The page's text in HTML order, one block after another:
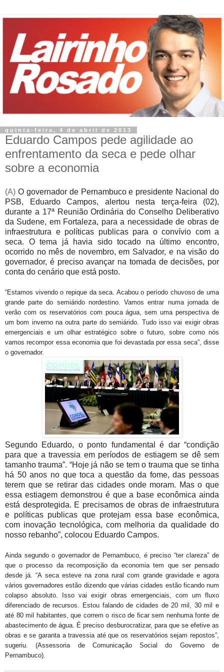
quinta-feira, 4 de abril de 2013
Eduardo Campos pede agilidade ao
enfrentamento da seca e pede olhar
sobre a economia
(A) O governador de Pernambuco e presidente Nacional do
PSB, Eduardo Campos, alertou nesta terça-feira (02),
durante a 17ª Reunião Ordinária do Conselho Deliberativo
da Sudene, em Fortaleza, para a necessidade de obras de
infraestrutura e políticas publicas para o convívio com a
seca. O tema já havia sido tocado na último encontro,
ocorrido no mês de novembro, em Salvador, e na visão do
governador, é preciso avançar na tomada de decisões, por
conta do cenário que está posto.
“Estamos vivendo o repique da seca. Acabou o período chuvoso de uma
grande parte do semiárido nordestino. Vamos entrar numa jornada de
verão com os reservatórios com pouca água, sem uma perspectiva de
um bom inverno na outra parte do semiárido. Tudo isso vai exigir obras
emergenciais e um olhar estratégico sobre o futuro, sobre como nós
vamos recompor essa economia que foi devastada por essa seca”, disse
o governador.
Segundo Eduardo, o ponto fundamental é dar “condição
para que a travessia em períodos de estiagem se dê sem
tamanho trauma”. “Hoje já não se tem o trauma que se tinha
há 50 anos no que toca a questão da fome, das pessoas
terem que se retirar das cidades onde moram. Mas o que
essa estiagem demonstrou é que a base econômica ainda
está desprotegida. E precisamos de obras de infraestrutura
e políticas publicas que protejam essa base econômica,
com inovação tecnológica, com melhoria da qualidade do
nosso rebanho”, colocou Eduardo Campos.
Ainda segundo o governador de Pernambuco, é preciso “ter clareza” de
que o processo da recomposição da economia tem que ser pensado
desde já. “A seca esteve na zona rural com grande gravidade e agora
vários governadores estão dizendo que várias cidades estão ficando num
colapso absoluto. Isso vai exigir obras emergenciais, com um fluxo
diferenciado de recursos. Estou falando de cidades de 20 mil, 30 mil e
até 80 mil habitantes, que correm o risco de ficar sem nenhuma fonte de
abastecimento de água. É preciso desburocratizar, para que se efetive as
obras e se garanta a travessia até que os reservatórios sejam repostos”,
sugeriu. (Assessoria de Comunicação Social do Governo de
Pernambuco).